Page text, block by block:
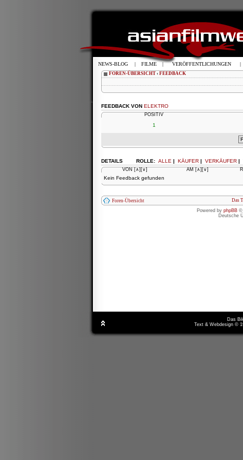
FOREN-ÜBERSICHT ‹ FEEDBACK
FEEDBACK VON ELEKTRO
POSITIV
1
ROLLE: ALLE | KÄUFER | VERKÄUFER |
DETAILS
VON [∧] [∨] AM [∧] [∨]
Kein Feedback gefunden
Foren-Übersicht Das
Powered by phpBB ©
Deutsche
Das
Text & Webdesign ©
NEWS-BLOG | FILME | VERÖFFENTLICHUNGEN |